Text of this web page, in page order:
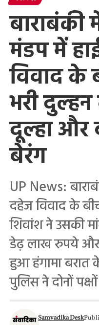
बाराबंकी
मंडप में
विवाद के
भरी
दूल्हा और
बेरंग
UP News:
दहेज विवाद के
शिवांश ने उसकी
डेढ़ लाख रुपये
हुआ हंगामा बरात
पुलिस ने दोनों
Samvadika Desk